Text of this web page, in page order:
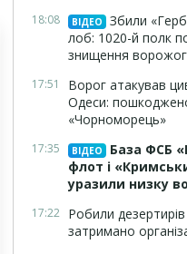
18:08 ВІДЕО
Збили
лоб: 1020-й полк
знищення
17:51
Ворог атакував
Одеси:
«Чорноморець»
17:35 ВІДЕО
База ФСБ
флот і
уразили низку
17:22 Робили
затримано